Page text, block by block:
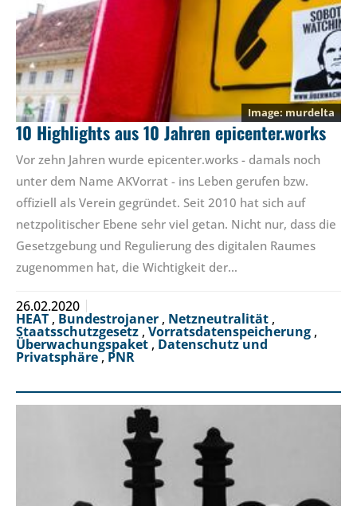
murdelta
10 Highlights aus 10 Jahren epicenter.works
Vor zehn Jahren wurde epicenter.works - damals noch
unter dem Name AKVorrat - ins Leben gerufen bzw.
offiziell als Verein gegründet. Seit 2010 hat sich auf
netzpolitischer Ebene sehr viel getan. Nicht nur, dass die
Gesetzgebung und Regulierung des digitalen Raumes
zugenommen hat, die Wichtigkeit der…
26.02.2020
HEAT , Bundestrojaner , Netzneutralität ,
Staatsschutzgesetz , Vorratsdatenspeicherung ,
Überwachungspaket , Datenschutz und
Privatsphäre,PNR